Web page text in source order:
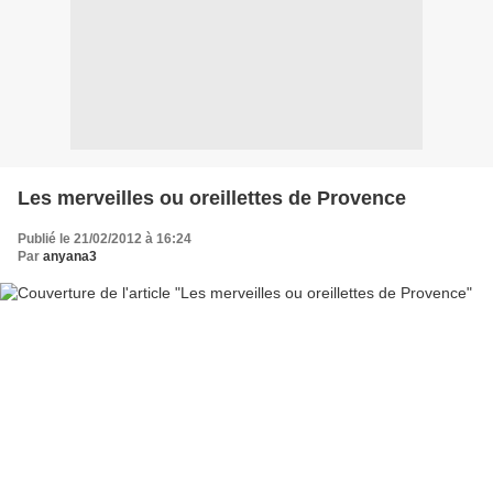
Les merveilles ou oreillettes de Provence
Publié le 21/02/2012 à 16:24
Par anyana3